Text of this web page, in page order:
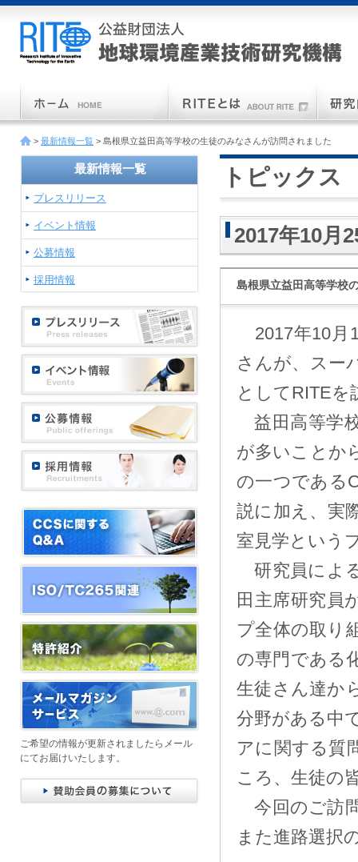
> 最新情報一覧 > 島根県立益田高等学校の生徒のみなさんが訪問されました
トピックス
2017年10月
島根県立益田高等学校
2017年10月
さんが、スー
としてRITEを
益田高等学
が多いことか
の一つである
説に加え、実
室見学という
研究員によ
田主席研究員
プ全体の取り
の専門である
生徒さん達か
分野がある中
アに関する質
ころ、生徒の
今回のご訪
また進路選択
最新情報一覧
プレスリリース
イベント情報
公募情報
採用情報
ご希望の情報が更新されましたらメール
にてお届けいたします。